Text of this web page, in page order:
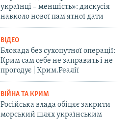
українці – меншість»: дискусія
навколо нової пам'ятної дати
ВІДЕО
Блокада без сухопутної операції:
Крим сам себе не заправить і не
прогодує | Крим.Реалії
ВІЙНА ТА КРИМ
Російська влада обіцяє закрити
морський шлях українським